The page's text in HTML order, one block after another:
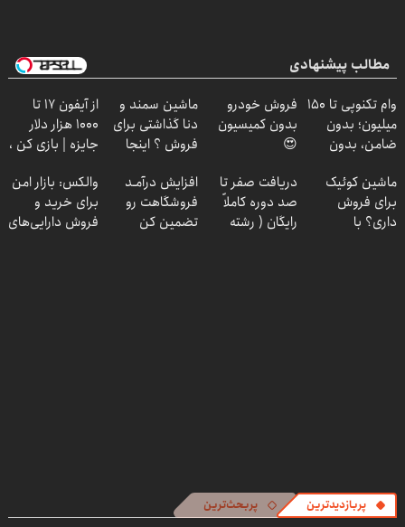
مطالب پیشنهادی
وام تکنوپی تا ۱۵۰
میلیون؛ بدون
ضامن، بدون
فروش خودرو
بدون کمیسیون
😍
ماشین سمند و
دنا گذاشتی برای
فروش ؟ اینجا
بفروش
از آیفون 17 تا
1000 هزار دلار
جایزه | بازی کن ،
ماشین کوئیک
برای فروش
داری؟ با
دریافت صفر تا
صد دوره کاملاً
رایگان ( رشته
افزایش درآمـد
فروشگاهت رو
تضمین کن
والکس: بازار امن
برای خرید و
فروش دارایی‌های
پربازدیدترین پربحث‌ترین